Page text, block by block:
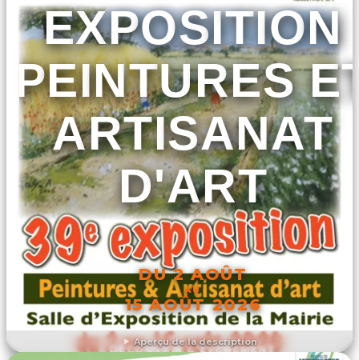
Aperçu de la description
EXPOSITION
PEINTURES
ARTISANAT
D'ART
DU 2 AOÛT
AU
15 AOÛT 2026
DÉCOUVRIR L'ÉVÉNEMENT